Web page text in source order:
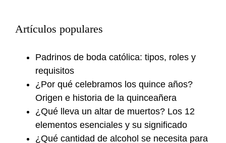
Artículos populares
Padrinos de boda católica: tipos, roles y
requisitos
¿Por qué celebramos los quince años?
Origen e historia de la quinceañera
¿Qué lleva un altar de muertos? Los 12
elementos esenciales y su significado
¿Qué cantidad de alcohol se necesita para